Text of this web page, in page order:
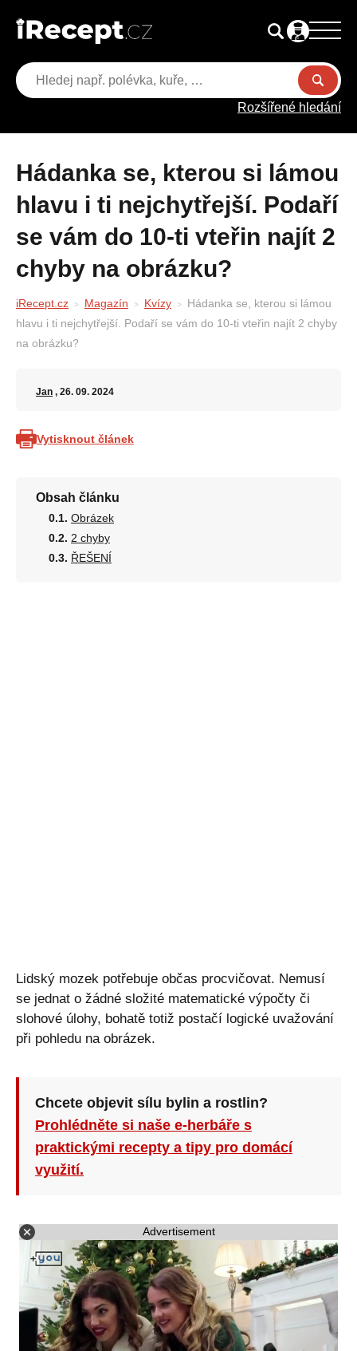
Rozšířené hledání
Hádanka se, kterou si lámou
hlavu i ti nejchytřejší. Podaří
se vám do 10-ti vteřin najít 2
chyby na obrázku?
iRecept.cz Magazín Kvízy
Hádanka se, kterou si lámou
hlavu i ti nejchytřejší. Podaří se vám do 10-ti vteřin najít 2 chyby
na obrázku?
Jan , 26. 09. 2024
Vytisknout článek
Obsah článku
Obrázek
2 chyby
ŘEŠENÍ
Lidský mozek potřebuje občas procvičovat. Nemusí
se jednat o žádné složité matematické výpočty či
slohové úlohy, bohatě totiž postačí logické uvažování
při pohledu na obrázek.
Chcete objevit sílu bylin a rostlin?
Prohlédněte si naše e-herbáře s
praktickými recepty a tipy pro domácí
využití.
Advertisement